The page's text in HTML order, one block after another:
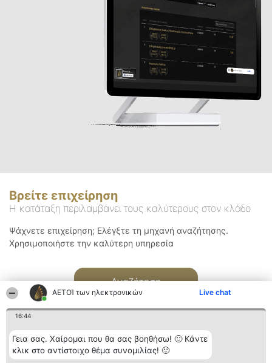
ΑΕΤΟΊ των ηλεκτρονικών Live chat
16:44
Γεια σας. Χαίρομαι που θα σας βοηθήσω! 🙂 Κάντε
κλικ στο αντίστοιχο θέμα συνομιλίας! 🙂
Βρείτε επιχείρηση
Η κατάταξη περιλαμβάνει τους καλύτερους στον κλάδο
Ψάχνετε επιχείρηση; Ελέγξτε τη μηχανή αναζήτησης.
Χρησιμοποιήστε την καλύτερη υπηρεσία
Αναζήτηση